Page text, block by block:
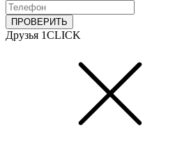
ПРОВЕРИТЬ
Друзья 1CLICK